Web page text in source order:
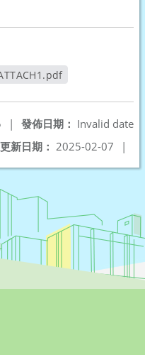
發佈日期： Invalid date
|
新日期： 2025-02-07 |